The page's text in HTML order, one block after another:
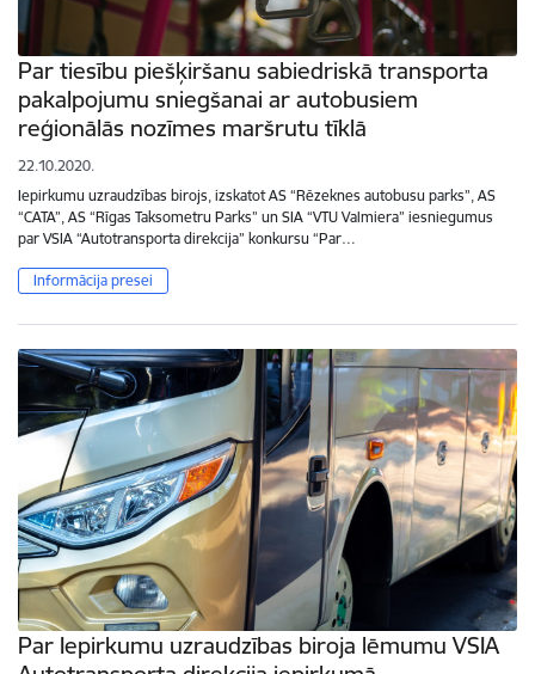
Par tiesību piešķiršanu sabiedriskā transporta
pakalpojumu sniegšanai ar autobusiem
reģionālās nozīmes maršrutu tīklā
22.10.2020.
Iepirkumu uzraudzības birojs, izskatot AS “Rēzeknes autobusu parks”, AS
“CATA”, AS “Rīgas Taksometru Parks” un SIA “VTU Valmiera” iesniegumus
par VSIA “Autotransporta direkcija” konkursu “Par…
Informācija presei
Par Iepirkumu uzraudzības biroja lēmumu VSIA